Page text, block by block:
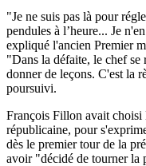
"Je ne suis pas là pour
pendules à l’heure... Je
expliqué l'ancien Premier
"Dans la défaite, le chef se
donner de leçons. C'est la
poursuivi.
François Fillon avait
républicaine, pour
dès le premier tour de la
avoir "décidé de tourner la